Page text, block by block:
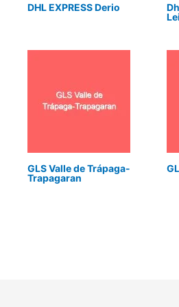
DHL EXPRESS Derio
GLS Valle de Trápaga-
Trapagaran